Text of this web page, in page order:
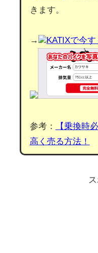
きます。
→ KATIXで今
参考：
【乗換時
高く売る方法！